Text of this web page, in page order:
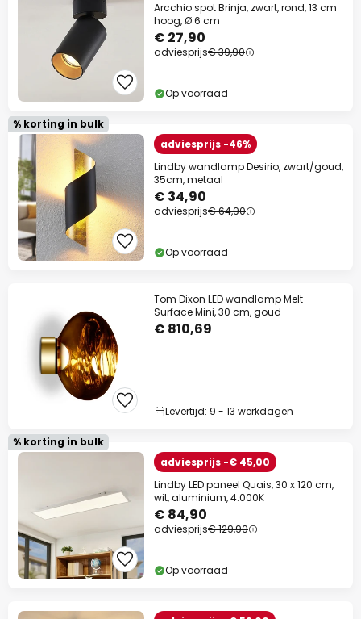
Arcchio spot Brinja, zwart, rond, 13 cm
hoog, Ø 6 cm
€ 27,90
adviesprijs€ 39,90
Op voorraad
% korting in bulk
adviesprijs -46%
Lindby wandlamp Desirio, zwart/goud,
35cm, metaal
€ 34,90
adviesprijs€ 64,90
Op voorraad
Tom Dixon LED wandlamp Melt
Surface Mini, 30 cm, goud
€ 810,69
Levertijd: 9 - 13 werkdagen
% korting in bulk
adviesprijs -€ 45,00
Lindby LED paneel Quais, 30 x 120 cm,
wit, aluminium, 4.000K
€ 84,90
adviesprijs€ 129,90
Op voorraad